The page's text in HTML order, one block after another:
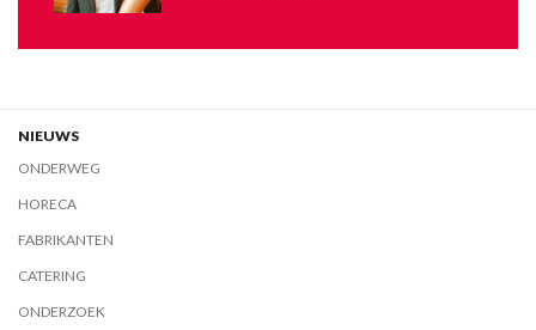
NIEUWS
ONDERWEG
HORECA
FABRIKANTEN
CATERING
ONDERZOEK